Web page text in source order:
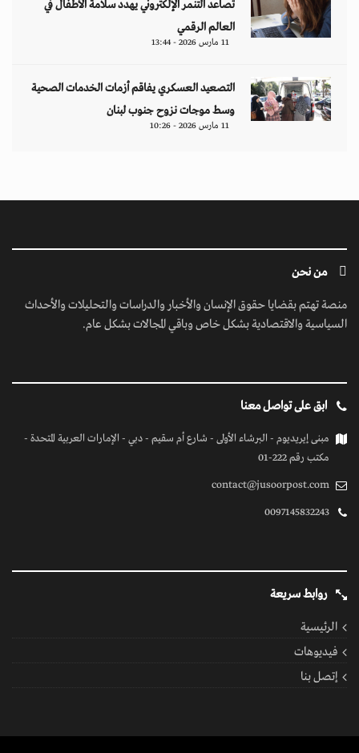
تصاعد التنمر الإلكتروني يهدد سلامة الأطفال في
العالم الرقمي
11 مارس 2026 - 13:44
التصعيد العسكري يفاقم أزمات الخدمات الصحية
وسط موجات نزوح جنوب لبنان
11 مارس 2026 - 10:26
من نحن
منصة تهتم بقضايا حقوق الإنسان والأخبار والدراسات والتحليلات والأحداث
السياسية والاقتصادية بشكل خاص وباقي المجالات بشكل عام.
ابق على تواصل معنا
مبنى إيريديوم - البرشاء الأولى - شارع أم سقيم - دبي - الإمارات العربية المتحدة -
مكتب رقم 222-01
contact@jusoorpost.com
0097145832243
روابط سريعة
الرئيسية
فيديوهات
إتصل بنا